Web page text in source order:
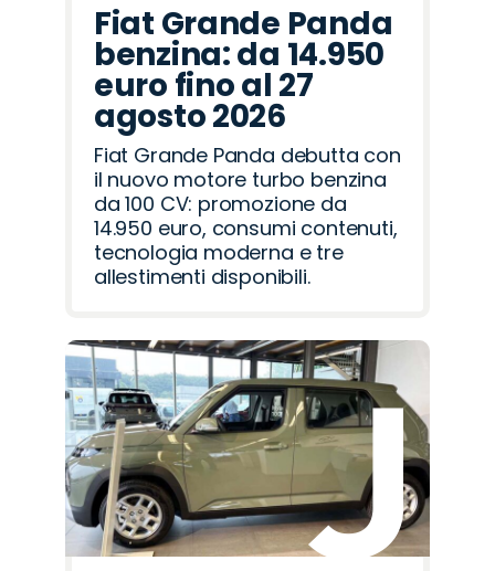
Fiat Grande Panda
benzina: da 14.950
euro fino al 27
agosto 2026
Fiat Grande Panda debutta con
il nuovo motore turbo benzina
da 100 CV: promozione da
14.950 euro, consumi contenuti,
tecnologia moderna e tre
allestimenti disponibili.